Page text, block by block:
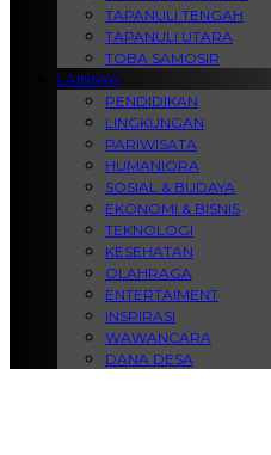
TAPANULI TENGAH
TAPANULI UTARA
TOBA SAMOSIR
LAINNYA
PENDIDIKAN
LINGKUNGAN
PARIWISATA
HUMANIORA
SOSIAL & BUDAYA
EKONOMI & BISNIS
TEKNOLOGI
KESEHATAN
OLAHRAGA
ENTERTAIMENT
INSPIRASI
WAWANCARA
DANA DESA